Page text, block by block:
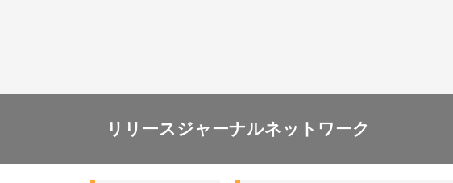
リリースジャーナルネットワーク